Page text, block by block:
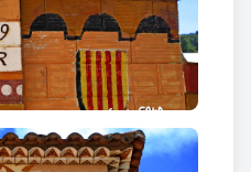
en cada traç. La
el pas del temps,
el sol i amb les ombres
mural és un dels
de la Palma d’Ebre,
tothom qui s’hi